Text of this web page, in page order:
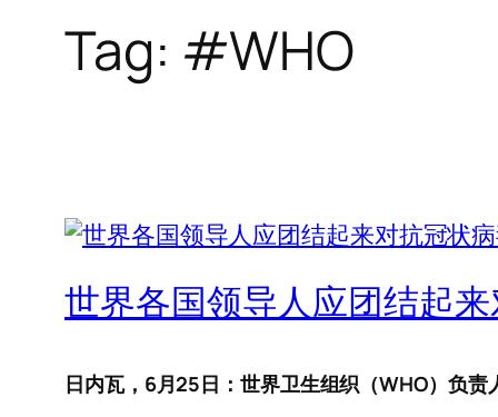
Tag: #WHO
世界各国领导人应团结起
日内瓦，6月25日：世界卫生组织（WHO）负